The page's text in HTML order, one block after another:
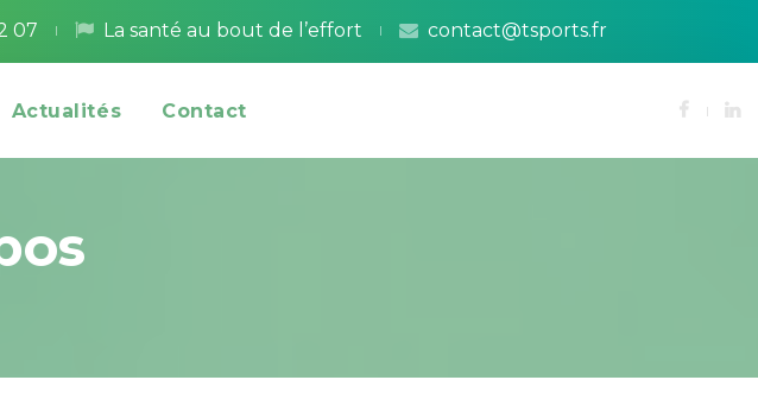
07 La santé au bout de l’effort contact@tsports.fr
Actualité Contact